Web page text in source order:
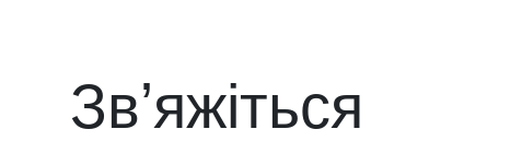
Звʼяжіться